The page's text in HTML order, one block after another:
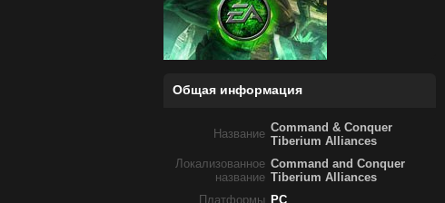
Общая информация
Название Command & Conquer
Tiberium Alliances
Локализованное
название
Command and Conquer
Tiberium Alliances
Платформы PC